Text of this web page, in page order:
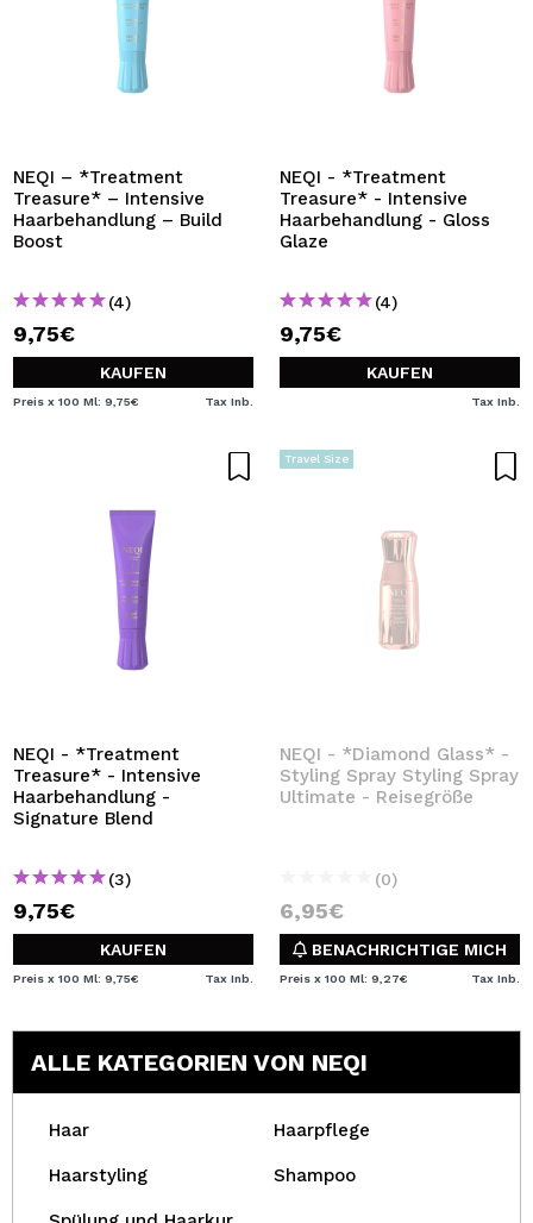
NEQI – *Treatment
Treasure* – Intensive
Haarbehandlung – Build
Boost
(4)
9,75€
KAUFEN
Preis x 100 Ml: 9,75€ Tax Inb.
NEQI - *Treatment
Treasure* - Intensive
Haarbehandlung - Gloss
Glaze
(4)
9,75€
KAUFEN
Tax Inb.
NEQI - *Treatment
Treasure* - Intensive
Haarbehandlung -
Signature Blend
(3)
9,75€
KAUFEN
Preis x 100 Ml: 9,75€ Tax Inb.
Travel Size
NEQI - *Diamond Glass* -
Styling Spray Styling Spray
Ultimate - Reisegröße
(0)
6,95€
BENACHRICHTIGE MICH
Preis x 100 Ml: 9,27€ Tax Inb.
ALLE KATEGORIEN VON NEQI
Haar Haarpflege
Haarstyling Shampoo